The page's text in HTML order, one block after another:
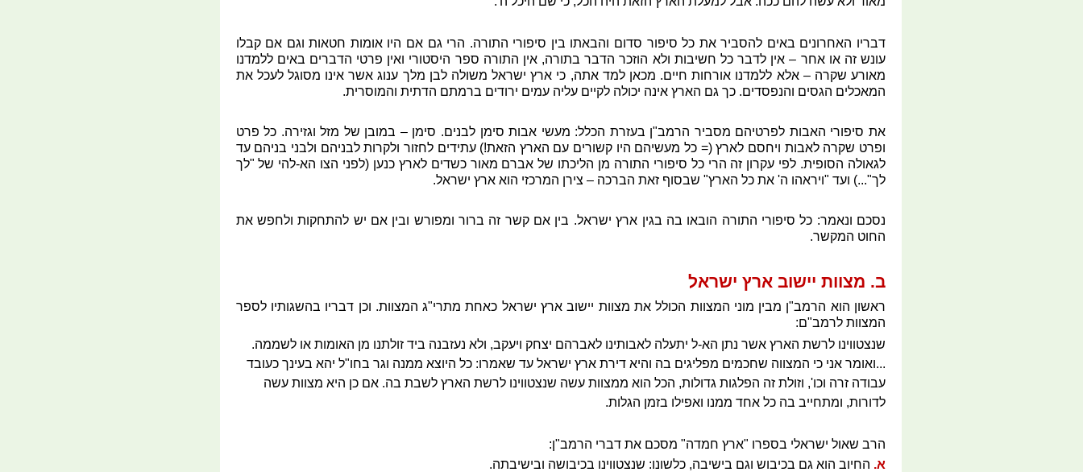
דבריו האחרונים באים להסביר את כל סיפור סדום והבאתו בין סיפורי התורה. הרי גם אם היו אומות חטאות וגם אם קבלו
עונש זה או אחר – אין לדבר כל חשיבות ולא הוזכר הדבר בתורה, אין התורה ספר היסטורי ואין פרטי הדברים באים ללמדנו
מאורע שקרה – אלא ללמדנו אורחות חיים. מכאן למד אתה, כי ארץ ישראל משולה לבן מלך ענוג אשר אינו מסוגל לעכל את
המאכלים הגסים והנפסדים. כך גם הארץ אינה יכולה לקיים עליה עמים ירודים ברמתם הדתית והמוסרית.
את סיפורי האבות לפרטיהם מסביר הרמב"ן בעזרת הכלל: מעשי אבות סימן לבנים. סימן – במובן של מזל וגזירה. כל פרט
ופרט שקרה לאבות ויחסם לארץ (= כל מעשיהם היו קשורים עם הארץ הזאת!) עתידים לחזור ולקרות לבניהם ולבני בניהם עד
לגאולה הסופית. לפי עקרון זה הרי כל סיפורי התורה מן הליכתו של אברם מאור כשדים לארץ כנען (לפני הצו הא-להי של "לך
לך"...) ועד "ויראהו ה' את כל הארץ" שבסוף זאת הברכה – צירן המרכזי הוא ארץ ישראל.
נסכם ונאמר: כל סיפורי התורה הובאו בה בגין ארץ ישראל. בין אם קשר זה ברור ומפורש ובין אם יש להתחקות ולחפש את
החוט המקשר.
ב. מצוות יישוב ארץ ישראל
ראשון הוא הרמב"ן מבין מוני המצוות הכולל את מצוות יישוב ארץ ישראל כאחת מתרי"ג המצוות. וכן דבריו בהשגותיו לספר
המצוות לרמב"ם:
שנצטווינו לרשת הארץ אשר נתן הא-ל יתעלה לאבותינו לאברהם יצחק ויעקב, ולא נעזבנה ביד זולתנו מן האומות או לשממה.
...ואומר אני כי המצווה שחכמים מפליגים בה והיא דירת ארץ ישראל עד שאמרו: כל היוצא ממנה וגר בחו"ל יהא בעינך כעובד
עבודה זרה וכו', וזולת זה הפלגות גדולות, הכל הוא ממצוות עשה שנצטווינו לרשת הארץ לשבת בה. אם כן היא מצוות עשה
לדורות, ומתחייב בה כל אחד ממנו ואפילו בזמן הגלות.
הרב שאול ישראלי בספרו "ארץ חמדה" מסכם את דברי הרמב"ן:
א. החיוב הוא גם בכיבוש וגם בישיבה, כלשונו: שנצטווינו בכיבושה ובישיבתה.